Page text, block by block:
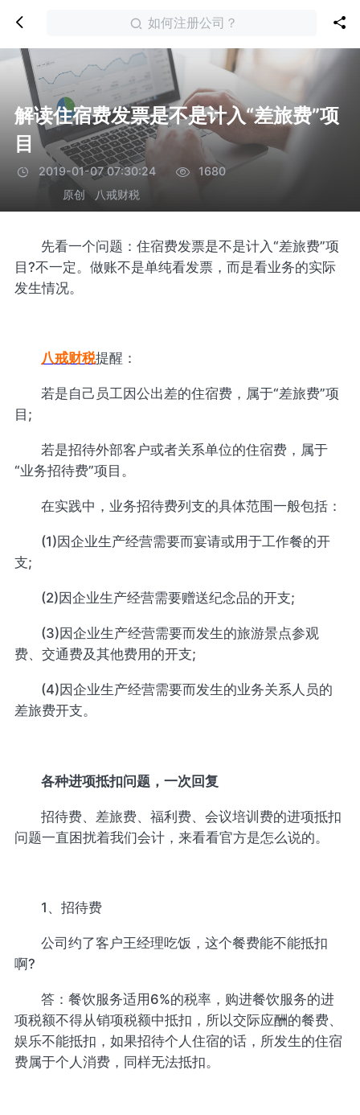
如何注册公司？
解读住宿费发票是不是计入“差旅费”项
目
2019-01-07 07:30:24
1680
原创
八戒财税
先看一个问题：住宿费发票是不是计入“差旅费”项
目?不一定。做账不是单纯看发票，而是看业务的实际
发生情况。
八戒财税提醒：
若是自己员工因公出差的住宿费，属于“差旅费”项
目;
若是招待外部客户或者关系单位的住宿费，属于
“业务招待费”项目。
在实践中，业务招待费列支的具体范围一般包括：
(1)因企业生产经营需要而宴请或用于工作餐的开
支;
(2)因企业生产经营需要赠送纪念品的开支;
(3)因企业生产经营需要而发生的旅游景点参观
费、交通费及其他费用的开支;
(4)因企业生产经营需要而发生的业务关系人员的
差旅费开支。
各种进项抵扣问题，一次回复
招待费、差旅费、福利费、会议培训费的进项抵扣
问题一直困扰着我们会计，来看看官方是怎么说的。
1、招待费
公司约了客户王经理吃饭，这个餐费能不能抵扣
啊?
答：餐饮服务适用6%的税率，购进餐饮服务的进
项税额不得从销项税额中抵扣，所以交际应酬的餐费、
娱乐不能抵扣，如果招待个人住宿的话，所发生的住宿
费属于个人消费，同样无法抵扣。